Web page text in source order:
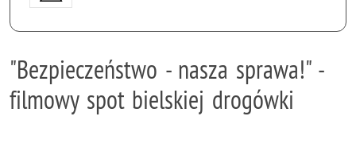
"Bezpieczeństwo - nasza sprawa!" -
filmowy spot bielskiej drogówki